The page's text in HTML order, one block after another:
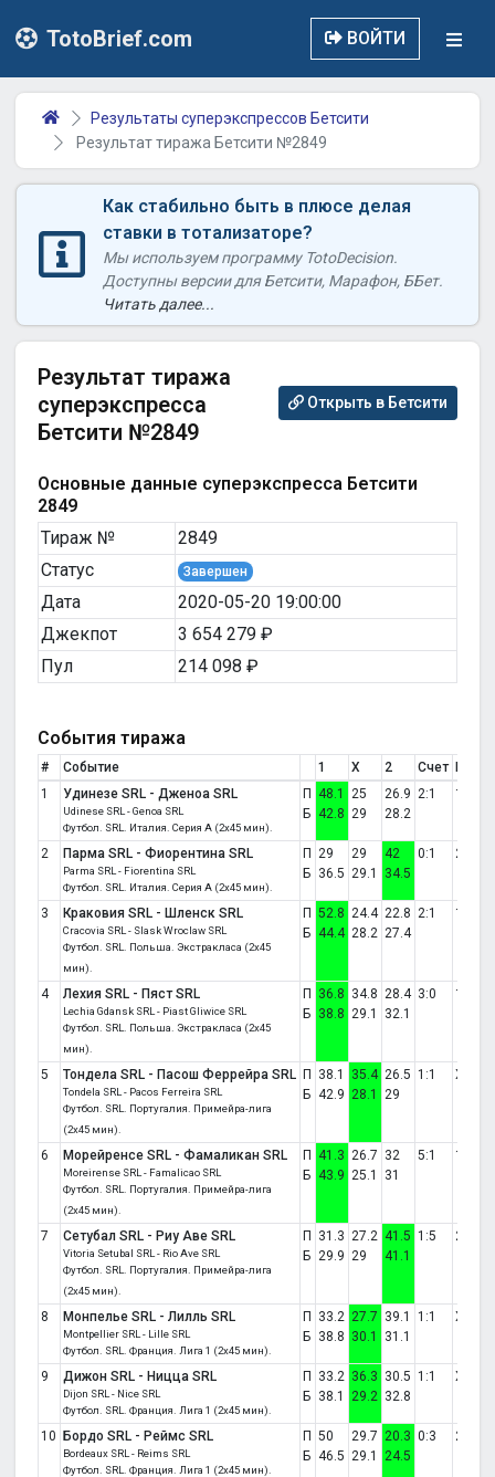
TotoBrief.com ВОЙТИ
Результаты суперэкспрессов Бетсити
Результат тиража Бетсити №2849
Как стабильно быть в плюсе делая
ставки в тотализаторе?
Мы используем программу TotoDecision.
Доступны версии для Бетсити, Марафон, ББет.
Читать далее...
Результат тиража
суперэкспресса
Бетсити №2849
Открыть в Бетсити
Основные данные суперэкспресса Бетсити
2849
Тираж №
2849
Статус
Завершен
Дата
2020-05-20 19:00:00
Джекпот
3 654 279 ₽
Пул
214 098 ₽
События тиража
# Событие 1 X 2 Счет
1
Удинезе SRL - Дженоа SRL
Udinese SRL - Genoa SRL
Футбол. SRL. Италия. Серия А (2x45 мин).
П
Б
48.1
42.8
25
29
26.9
28.2
2:1 1
2 Парма SRL - Фиорентина SRL
Parma SRL - Fiorentina SRL
Футбол. SRL. Италия. Серия А (2x45 мин).
П
Б
29
36.5
29
29.1
42
34.5
0:1 2
3 Краковия SRL - Шленск SRL
Cracovia SRL - Slask Wroclaw SRL
Футбол. SRL. Польша. Экстракласа (2x45
мин).
П
Б
52.8
44.4
24.4
28.2
22.8
27.4
2:1 1
4 Лехия SRL - Пяст SRL
Lechia Gdansk SRL - Piast Gliwice SRL
Футбол. SRL. Польша. Экстракласа (2x45
мин).
П
Б
36.8
38.8
34.8
29.1
28.4
32.1
3:0 1
5 Тондела SRL - Пасош Феррейра SRL
Tondela SRL - Pacos Ferreira SRL
Футбол. SRL. Португалия. Примейра-лига
(2x45 мин).
П
Б
38.1
42.9
35.4
28.1
26.5
29
1:1 X
6 Морейренсе SRL - Фамаликан SRL
Moreirense SRL - Famalicao SRL
Футбол. SRL. Португалия. Примейра-лига
(2x45 мин).
П
Б
41.3
43.9
26.7
25.1
32
31
5:1 1
7 Сетубал SRL - Риу Аве SRL
Vitoria Setubal SRL - Rio Ave SRL
Футбол. SRL. Португалия. Примейра-лига
(2x45 мин).
П
Б
31.3
29.9
27.2
29
41.5
41.1
1:5 2
8 Монпелье SRL - Лилль SRL
Montpellier SRL - Lille SRL
Футбол. SRL. Франция. Лига 1 (2x45 мин).
П
Б
33.2
38.8
27.7
30.1
39.1
31.1
1:1 X
9 Дижон SRL - Ницца SRL
Dijon SRL - Nice SRL
Футбол. SRL. Франция. Лига 1 (2x45 мин).
П
Б
33.2
38.1
36.3
29.2
30.5
32.8
1:1 X
10 Бордо SRL - Реймс SRL
Bordeaux SRL - Reims SRL
Футбол. SRL. Франция. Лига 1 (2x45 мин).
П
Б
50
46.5
29.7
29.1
20.3
24.5
0:3 2